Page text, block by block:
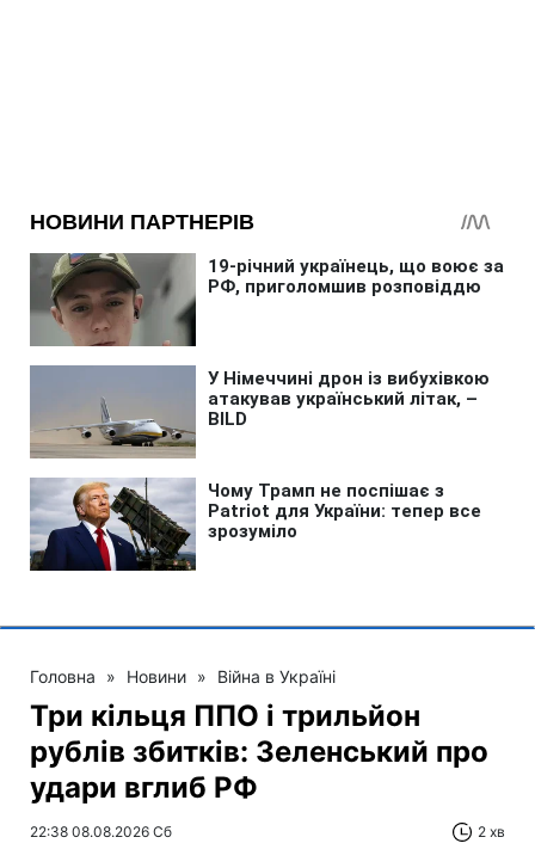
Головна » Новини » Війна в Україні
Три кільця ППО і трильйон
рублів збитків: Зеленський про
удари вглиб РФ
22:38 08.08.2026 Сб 2 хв